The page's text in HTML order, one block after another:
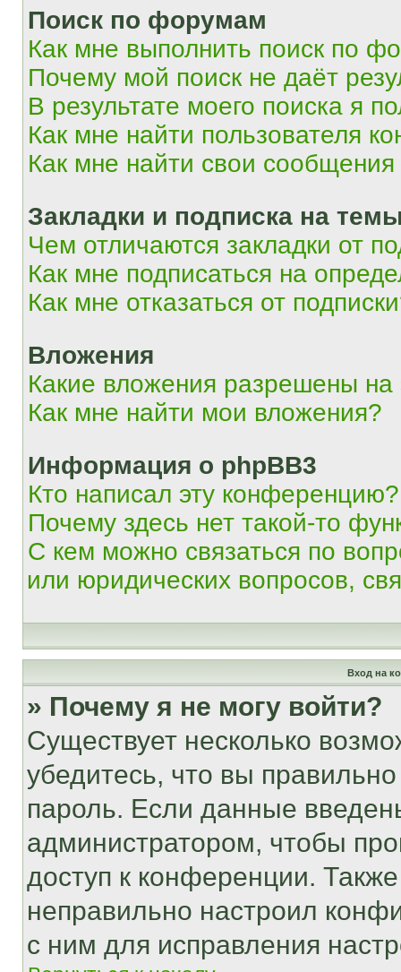
Поиск по форумам
Как мне выполнить поиск по
Почему мой поиск не даёт
В результате моего поиска я
Как мне найти пользователя
Как мне найти свои
Закладки и подписка на
Чем отличаются закладки от
Как мне подписаться на
Как мне отказаться от
Вложения
Какие вложения разрешены
Как мне найти мои вложения?
Информация о phpBB3
Кто написал эту конференцию?
Почему здесь нет такой-то
С кем можно связаться по
или юридических вопросов,
Вход на
» Почему я не могу войти?
Существует несколько
убедитесь, что вы
пароль. Если данные
администратором, чтобы
доступ к конференции.
неправильно настроил
с ним для исправления